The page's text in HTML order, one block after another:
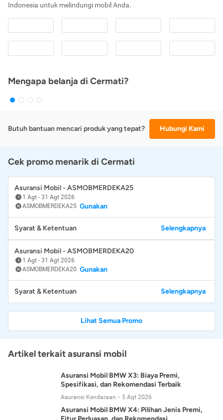
Indonesia untuk melindungi mobil Anda.
Mengapa belanja di Cermati?
Butuh bantuan mencari produk yang tepat? Hubungi Kami
Cek promo menarik di Cermati
Asuransi Mobil - ASMOBMERDEKA25
1 Agt - 31 Agt 2026
ASMOBMERDEKA25 Gunakan
Syarat & Ketentuan Selengkapnya
Asuransi Mobil - ASMOBMERDEKA20
1 Agt - 31 Agt 2026
ASMOBMERDEKA20 Gunakan
Syarat & Ketentuan Selengkapnya
Lihat Semua Promo
Artikel terkait asuransi mobil
Asuransi Mobil BMW X3: Biaya Premi,
Spesifikasi, dan Rekomendasi Terbaik
Asuransi Kendaraan 5 Agt 2026
Asuransi Mobil BMW X4: Pilihan Jenis Premi,